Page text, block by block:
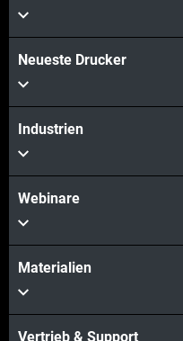
Neueste Drucker
Industrien
Webinare
Materialien
Vertrieb & Support